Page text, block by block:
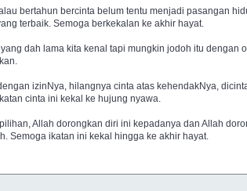
bertahun bercinta belum tentu menjadi pasangan
terbaik. Semoga berkekalan ke akhir hayat.
dah lama kita kenal tapi mungkin jodoh itu dengan
izinNya, hilangnya cinta atas kehendakNya,
cinta ini kekal ke hujung nyawa.
Allah dorongkan diri ini kepadanya dan Allah
Semoga ikatan ini kekal hingga ke akhir hayat.